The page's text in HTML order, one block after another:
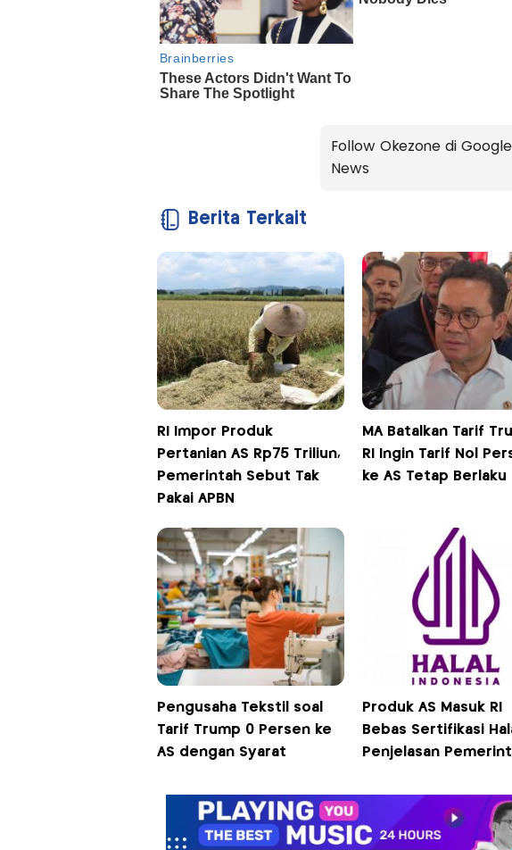
Follow Okezone di Google
News
Berita Terkait
RI Impor Produk
Pertanian AS Rp75 Triliun,
Pemerintah Sebut Tak
Pakai APBN
MA Batalkan Tarif
RI Ingin Tarif Nol
ke AS Tetap Berlaku
Pengusaha Tekstil soal
Tarif Trump 0 Persen ke
AS dengan Syarat
Produk AS Masuk RI
Bebas Sertifikasi
Penjelasan